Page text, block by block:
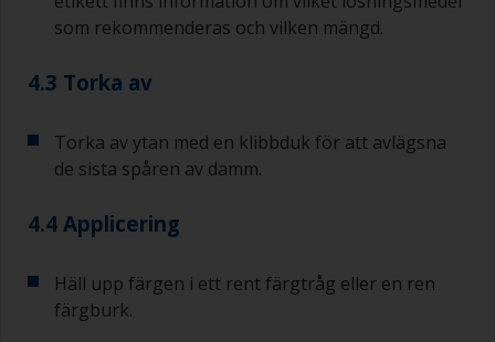
och härdare för de mindre jobben.
måste du se till att intervalltiden mellan slutet av
som anges i databladet eller på etiketten. Detta
gäller särskilt för epoxibaserade grundfärger.
antingen slipa grundfärgen eller applicera ett till
skikt och se till att du inte missar
Om något av de applicerade skikten börjar rinna
som rekommenderas och vilken mängd.
4.3 Torka av
Torka av ytan med en klibbduk för att avlägsna
de sista spåren av damm.
4.4 Applicering
Häll upp färgen i ett rent färgtråg eller en ren
färgburk.